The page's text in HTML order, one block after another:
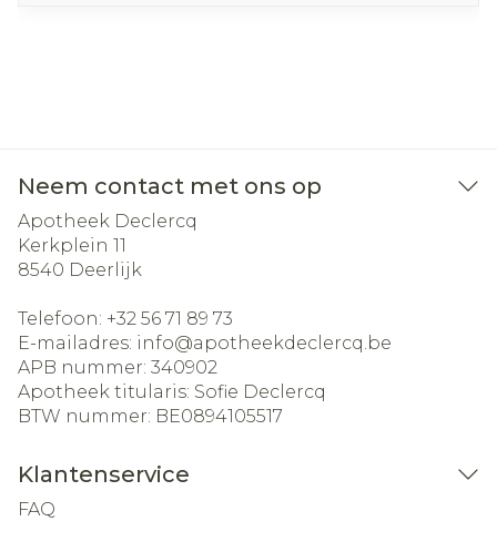
Neem contact met ons op
Apotheek Declercq
Kerkplein 11
8540 Deerlijk
Telefoon: +32 56 71 89 73
E-mailadres: info@apotheekdeclercq.be
APB nummer: 340902
Apotheek titularis: Sofie Declercq
BTW nummer: BE0894105517
Klantenservice
FAQ